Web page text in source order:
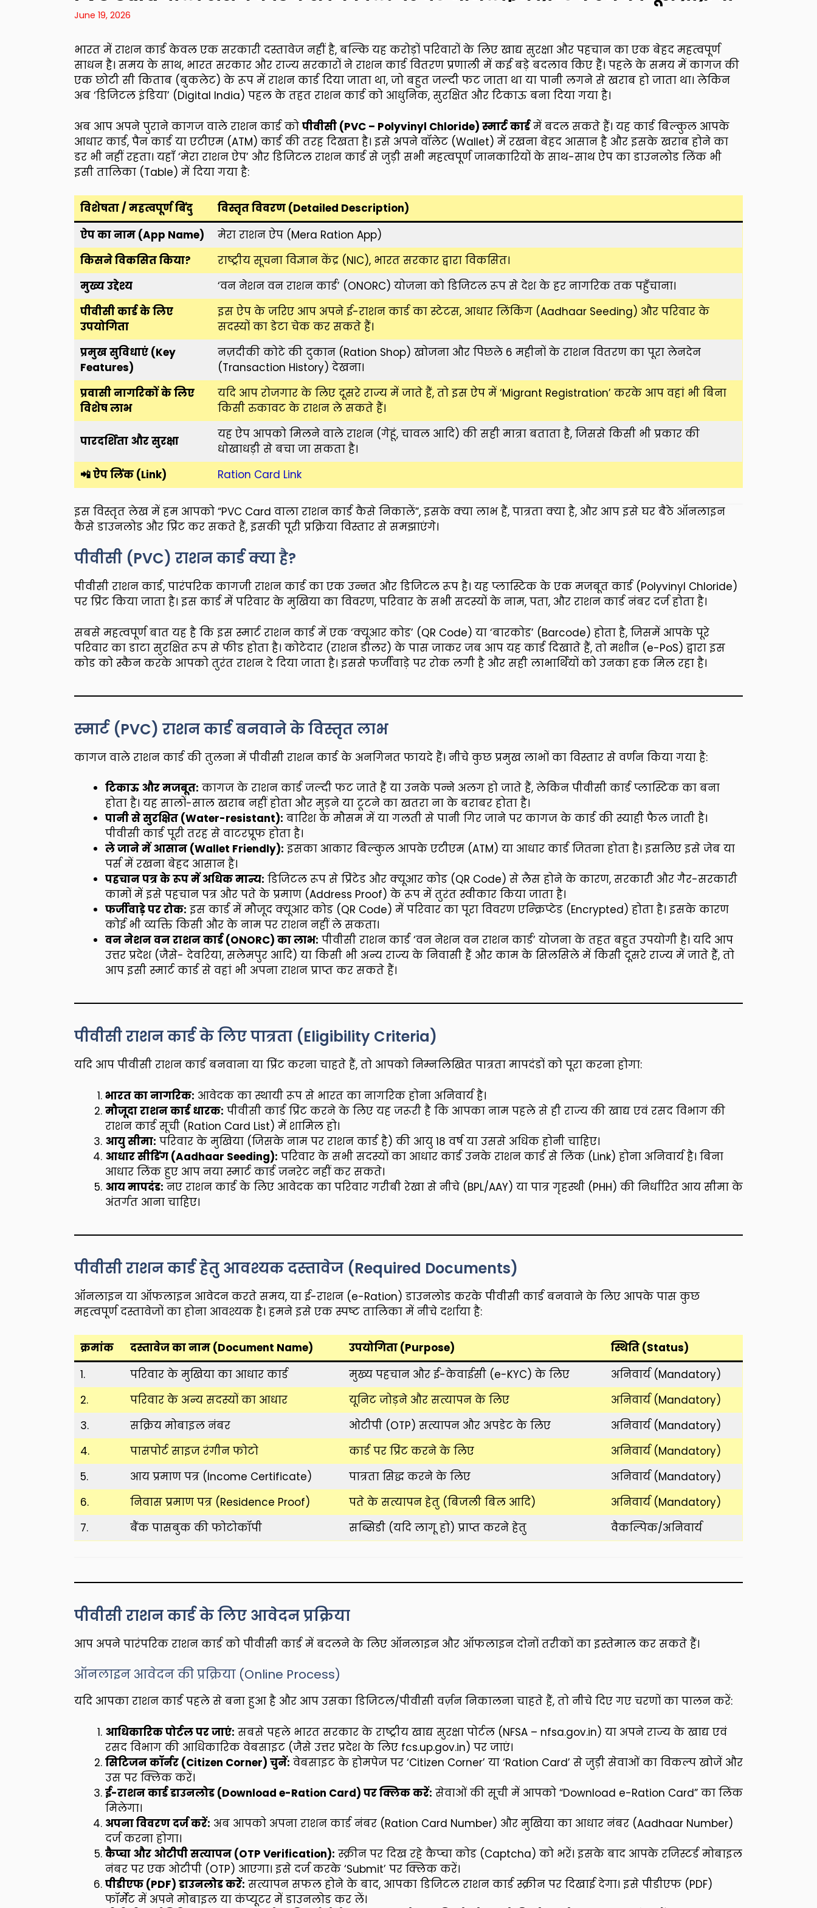
June 19, 2026
भारत में राशन कार्ड केवल एक सरकारी दस्तावेज नहीं है, बल्कि यह करोड़ों परिवारों के लिए खाद्य सुरक्षा और पहचान का एक बेहद महत्वपूर्ण
साधन है। समय के साथ, भारत सरकार और राज्य सरकारों ने राशन कार्ड वितरण प्रणाली में कई बड़े बदलाव किए हैं। पहले के समय में कागज की
एक छोटी सी किताब (बुकलेट) के रूप में राशन कार्ड दिया जाता था, जो बहुत जल्दी फट जाता था या पानी लगने से खराब हो जाता था। लेकिन
अब ‘डिजिटल इंडिया’ (Digital India) पहल के तहत राशन कार्ड को आधुनिक, सुरक्षित और टिकाऊ बना दिया गया है।
अब आप अपने पुराने कागज वाले राशन कार्ड को पीवीसी (PVC – Polyvinyl Chloride) स्मार्ट कार्डमें बदल सकते हैं। यह कार्ड बिल्कुल आपके
आधार कार्ड, पैन कार्ड या एटीएम (ATM) कार्ड की तरह दिखता है। इसे अपने वॉलेट (Wallet) में रखना बेहद आसान है और इसके खराब होने का
डर भी नहीं रहता। यहाँ ‘मेरा राशन ऐप’ और डिजिटल राशन कार्ड से जुड़ी सभी महत्वपूर्ण जानकारियों के साथ-साथ ऐप का डाउनलोड लिंक भी
इसी तालिका (Table) में दिया गया है:
विशेषता / महत्वपूर्ण बिंदु
विस्तृत विवरण (Detailed Description)
ऐप का नाम (App Name)
मेरा राशन ऐप (Mera Ration App)
किसने विकसित किया?
राष्ट्रीय सूचना विज्ञान केंद्र (NIC), भारत सरकार द्वारा विकसित।
मुख्य उद्देश्य
‘वन नेशन वन राशन कार्ड’ (ONORC) योजना को डिजिटल रूप से देश के हर नागरिक तक पहुँचाना।
पीवीसी कार्ड के लिए
उपयोगिता
इस ऐप के जरिए आप अपने ई-राशन कार्ड का स्टेटस, आधार लिंकिंग (Aadhaar Seeding) और परिवार के
सदस्यों का डेटा चेक कर सकते हैं।
प्रमुख सुविधाएं (Key
Features)
नज़दीकी कोटे की दुकान (Ration Shop) खोजना और पिछले 6 महीनों के राशन वितरण का पूरा लेनदेन
(Transaction History) देखना।
प्रवासी नागरिकों के लिए
विशेष लाभ
यदि आप रोजगार के लिए दूसरे राज्य में जाते हैं, तो इस ऐप में ‘Migrant Registration’ करके आप वहां भी बिना
किसी रुकावट के राशन ले सकते हैं।
पारदर्शिता और सुरक्षा
यह ऐप आपको मिलने वाले राशन (गेहूं, चावल आदि) की सही मात्रा बताता है, जिससे किसी भी प्रकार की
धोखाधड़ी से बचा जा सकता है।
📲 ऐप लिंक (Link)
Ration Card Link
इस विस्तृत लेख में हम आपको “PVC Card वाला राशन कार्ड कैसे निकालें”, इसके क्या लाभ हैं, पात्रता क्या है, और आप इसे घर बैठे ऑनलाइन
कैसे डाउनलोड और प्रिंट कर सकते हैं, इसकी पूरी प्रक्रिया विस्तार से समझाएंगे।
पीवीसी (PVC) राशन कार्ड क्या है?
पीवीसी राशन कार्ड, पारंपरिक कागजी राशन कार्ड का एक उन्नत और डिजिटल रूप है। यह प्लास्टिक के एक मजबूत कार्ड (Polyvinyl Chloride)
पर प्रिंट किया जाता है। इस कार्ड में परिवार के मुखिया का विवरण, परिवार के सभी सदस्यों के नाम, पता, और राशन कार्ड नंबर दर्ज होता है।
सबसे महत्वपूर्ण बात यह है कि इस स्मार्ट राशन कार्ड में एक ‘क्यूआर कोड’ (QR Code) या ‘बारकोड’ (Barcode) होता है, जिसमें आपके पूरे
परिवार का डाटा सुरक्षित रूप से फीड होता है। कोटेदार (राशन डीलर) के पास जाकर जब आप यह कार्ड दिखाते हैं, तो मशीन (e-PoS) द्वारा इस
कोड को स्कैन करके आपको तुरंत राशन दे दिया जाता है। इससे फर्जीवाड़े पर रोक लगी है और सही लाभार्थियों को उनका हक मिल रहा है।
स्मार्ट (PVC) राशन कार्ड बनवाने के विस्तृत लाभ
कागज वाले राशन कार्ड की तुलना में पीवीसी राशन कार्ड के अनगिनत फायदे हैं। नीचे कुछ प्रमुख लाभों का विस्तार से वर्णन किया गया है:
टिकाऊ और मजबूत: कागज के राशन कार्ड जल्दी फट जाते हैं या उनके पन्ने अलग हो जाते हैं, लेकिन पीवीसी कार्ड प्लास्टिक का बना
होता है। यह सालों-साल खराब नहीं होता और मुड़ने या टूटने का खतरा ना के बराबर होता है।
पानी से सुरक्षित (Water-resistant): बारिश के मौसम में या गलती से पानी गिर जाने पर कागज के कार्ड की स्याही फैल जाती है।
पीवीसी कार्ड पूरी तरह से वाटरप्रूफ होता है।
ले जाने में आसान (Wallet Friendly): इसका आकार बिल्कुल आपके एटीएम (ATM) या आधार कार्ड जितना होता है। इसलिए इसे जेब या
पर्स में रखना बेहद आसान है।
पहचान पत्र के रूप में अधिक मान्य: डिजिटल रूप से प्रिंटेड और क्यूआर कोड (QR Code) से लैस होने के कारण, सरकारी और गैर-सरकारी
कामों में इसे पहचान पत्र और पते के प्रमाण (Address Proof) के रूप में तुरंत स्वीकार किया जाता है।
फर्जीवाड़े पर रोक: इस कार्ड में मौजूद क्यूआर कोड (QR Code) में परिवार का पूरा विवरण एन्क्रिप्टेड (Encrypted) होता है। इसके कारण
कोई भी व्यक्ति किसी और के नाम पर राशन नहीं ले सकता।
वन नेशन वन राशन कार्ड (ONORC) का लाभ: पीवीसी राशन कार्ड ‘वन नेशन वन राशन कार्ड’ योजना के तहत बहुत उपयोगी है। यदि आप
उत्तर प्रदेश (जैसे- देवरिया, सलेमपुर आदि) या किसी भी अन्य राज्य के निवासी हैं और काम के सिलसिले में किसी दूसरे राज्य में जाते हैं, तो
आप इसी स्मार्ट कार्ड से वहां भी अपना राशन प्राप्त कर सकते हैं।
पीवीसी राशन कार्ड के लिए पात्रता (Eligibility Criteria)
यदि आप पीवीसी राशन कार्ड बनवाना या प्रिंट करना चाहते हैं, तो आपको निम्नलिखित पात्रता मापदंडों को पूरा करना होगा:
भारत का नागरिक: आवेदक का स्थायी रूप से भारत का नागरिक होना अनिवार्य है।
मौजूदा राशन कार्ड धारक: पीवीसी कार्ड प्रिंट करने के लिए यह जरूरी है कि आपका नाम पहले से ही राज्य की खाद्य एवं रसद विभाग की
राशन कार्ड सूची (Ration Card List) में शामिल हो।
आयु सीमा: परिवार के मुखिया (जिसके नाम पर राशन कार्ड है) की आयु 18 वर्ष या उससे अधिक होनी चाहिए।
आधार सीडिंग (Aadhaar Seeding): परिवार के सभी सदस्यों का आधार कार्ड उनके राशन कार्ड से लिंक (Link) होना अनिवार्य है। बिना
आधार लिंक हुए आप नया स्मार्ट कार्ड जनरेट नहीं कर सकते।
आय मापदंड: नए राशन कार्ड के लिए आवेदक का परिवार गरीबी रेखा से नीचे (BPL/AAY) या पात्र गृहस्थी (PHH) की निर्धारित आय सीमा के
अंतर्गत आना चाहिए।
पीवीसी राशन कार्ड हेतु आवश्यक दस्तावेज (Required Documents)
ऑनलाइन या ऑफलाइन आवेदन करते समय, या ई-राशन (e-Ration) डाउनलोड करके पीवीसी कार्ड बनवाने के लिए आपके पास कुछ
महत्वपूर्ण दस्तावेजों का होना आवश्यक है। हमने इसे एक स्पष्ट तालिका में नीचे दर्शाया है:
क्रमांक दस्तावेज का नाम (Document Name) उपयोगिता (Purpose)
स्थिति (Status)
1.
परिवार के मुखिया का आधार कार्ड मुख्य पहचान और ई-केवाईसी (e-KYC) के लिए
अनिवार्य (Mandatory)
2.
परिवार के अन्य सदस्यों का आधार यूनिट जोड़ने और सत्यापन के लिए
अनिवार्य (Mandatory)
3.
सक्रिय मोबाइल नंबर ओटीपी (OTP) सत्यापन और अपडेट के लिए
अनिवार्य (Mandatory)
4.
पासपोर्ट साइज रंगीन फोटो कार्ड पर प्रिंट करने के लिए
अनिवार्य (Mandatory)
5.
आय प्रमाण पत्र (Income Certificate) पात्रता सिद्ध करने के लिए
अनिवार्य (Mandatory)
6.
निवास प्रमाण पत्र (Residence Proof) पते के सत्यापन हेतु (बिजली बिल आदि)
अनिवार्य (Mandatory)
7.
बैंक पासबुक की फोटोकॉपी सब्सिडी (यदि लागू हो) प्राप्त करने हेतु वैकल्पिक/अनिवार्य
पीवीसी राशन कार्ड के लिए आवेदन प्रक्रिया
आप अपने पारंपरिक राशन कार्ड को पीवीसी कार्ड में बदलने के लिए ऑनलाइन और ऑफलाइन दोनों तरीकों का इस्तेमाल कर सकते हैं।
ऑनलाइन आवेदन की प्रक्रिया (Online Process)
यदि आपका राशन कार्ड पहले से बना हुआ है और आप उसका डिजिटल/पीवीसी वर्ज़न निकालना चाहते हैं, तो नीचे दिए गए चरणों का पालन करें:
आधिकारिक पोर्टल पर जाएं: सबसे पहले भारत सरकार के राष्ट्रीय खाद्य सुरक्षा पोर्टल (NFSA – nfsa.gov.in) या अपने राज्य के खाद्य एवं
रसद विभाग की आधिकारिक वेबसाइट (जैसे उत्तर प्रदेश के लिए fcs.up.gov.in) पर जाएं।
सिटिजन कॉर्नर (Citizen Corner) चुनें: वेबसाइट के होमपेज पर ‘Citizen Corner’ या ‘Ration Card’ से जुड़ी सेवाओं का विकल्प खोजें और
उस पर क्लिक करें।
ई-राशन कार्ड डाउनलोड (Download e-Ration Card) पर क्लिक करें: सेवाओं की सूची में आपको “Download e-Ration Card” का लिंक
मिलेगा।
अपना विवरण दर्ज करें: अब आपको अपना राशन कार्ड नंबर (Ration Card Number) और मुखिया का आधार नंबर (Aadhaar Number)
दर्ज करना होगा।
कैप्चा और ओटीपी सत्यापन (OTP Verification): स्क्रीन पर दिख रहे कैप्चा कोड (Captcha) को भरें। इसके बाद आपके रजिस्टर्ड मोबाइल
नंबर पर एक ओटीपी (OTP) आएगा। इसे दर्ज करके ‘Submit’ पर क्लिक करें।
पीडीएफ (PDF) डाउनलोड करें: सत्यापन सफल होने के बाद, आपका डिजिटल राशन कार्ड स्क्रीन पर दिखाई देगा। इसे पीडीएफ (PDF)
फॉर्मेट में अपने मोबाइल या कंप्यूटर में डाउनलोड कर लें।